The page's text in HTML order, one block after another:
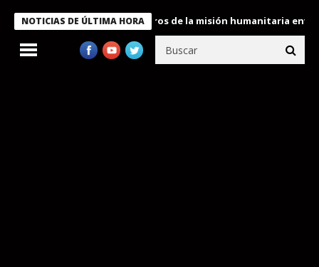
NOTICIAS DE ÚLTIMA HORA
condecora a miembros de la misión humanitaria enviada a